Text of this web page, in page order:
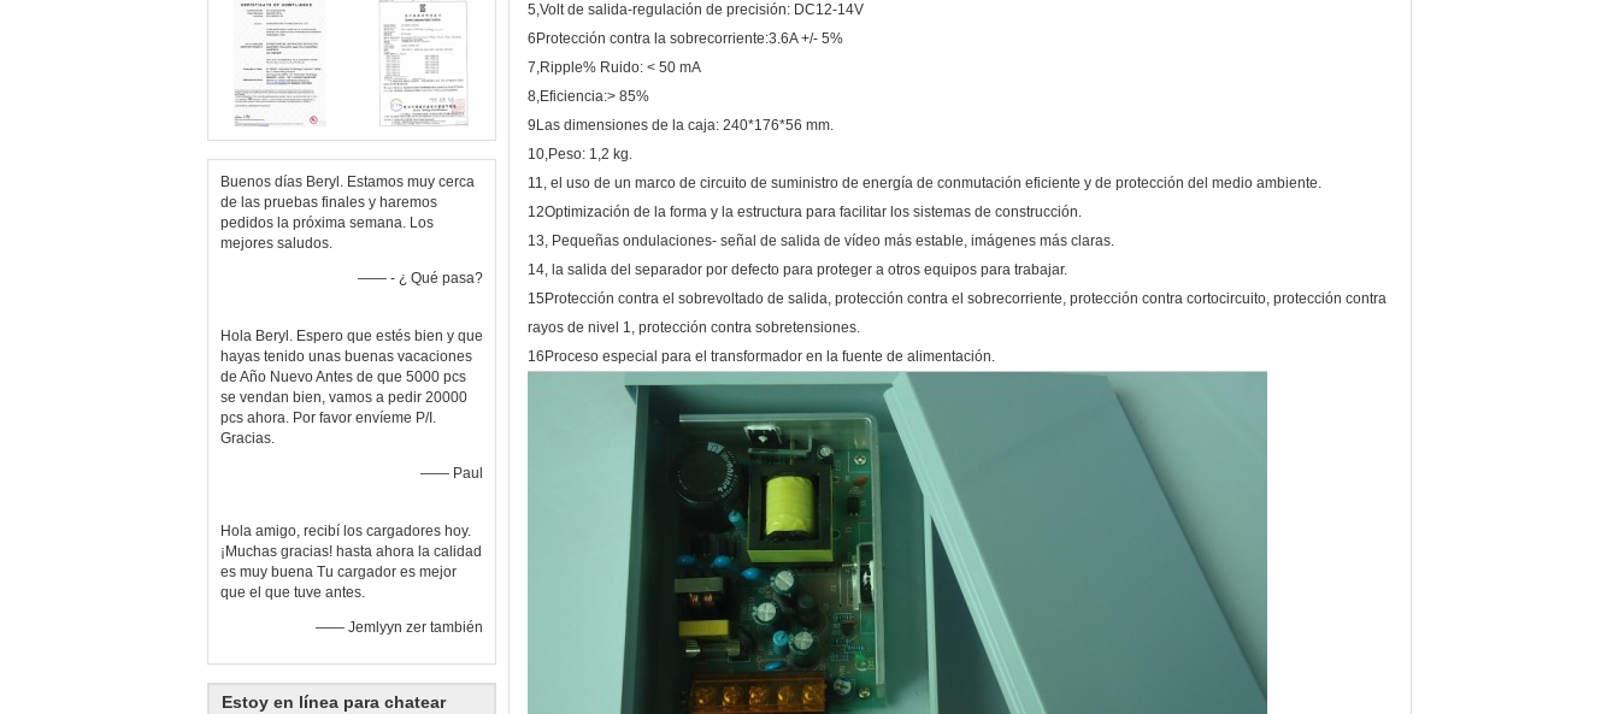
Buenos días Beryl. Estamos muy cerca
de las pruebas finales y haremos
pedidos la próxima semana. Los
mejores saludos.
—— - ¿ Qué pasa?
Hola Beryl. Espero que estés bien y que
hayas tenido unas buenas vacaciones
de Año Nuevo Antes de que 5000 pcs
se vendan bien, vamos a pedir 20000
pcs ahora. Por favor envíeme P/I.
Gracias.
—— Paul
Hola amigo, recibí los cargadores hoy.
¡Muchas gracias! hasta ahora la calidad
es muy buena Tu cargador es mejor
que el que tuve antes.
—— Jemlyyn zer también
Estoy en línea para chatear
5,Volt de salida-regulación de precisión: DC12-14V
6Protección contra la sobrecorriente:3.6A +/- 5%
7,Ripple% Ruido: < 50 mA
8,Eficiencia:> 85%
9Las dimensiones de la caja: 240*176*56 mm.
10,Peso: 1,2 kg.
11, el uso de un marco de circuito de suministro de energía de conmutación eficiente y de protección del medio ambiente.
12Optimización de la forma y la estructura para facilitar los sistemas de construcción.
13, Pequeñas ondulaciones- señal de salida de vídeo más estable, imágenes más claras.
14, la salida del separador por defecto para proteger a otros equipos para trabajar.
15Protección contra el sobrevoltado de salida, protección contra el sobrecorriente, protección contra cortocircuito, protección contra
rayos de nivel 1, protección contra sobretensiones.
16Proceso especial para el transformador en la fuente de alimentación.